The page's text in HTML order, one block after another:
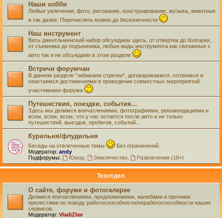
Наши хобби
Любые увлечения, фото, рисование, конструирование, музыка, животные
и так далее. Перечислять можно до бесконечности
Наш инструмент
Весь джентльменский набор обсуждаем здесь, от отвертки до болгарки,
от съемника до подъемника, любые виды инструмента как связанные с
авто так и не обсуждаем в этом разделе
Встречи форумчан
В данном разделе "забиваем стрелки", договариваемся, готовимся и
хвастаемся достижениями в проведении совместных мероприятий
участниками форума
Путешествия, поездки, события...
Здесь мы делимся впечатлениями, фотографиями, рекомендациями и
всем, всем, всем, что у нас остается после авто и не только
путешествий, выездов, пробегов, событий...
Курильня/флудильня
Беседы на отвлеченные темы
Без ограничений.
Модератор: andy
Подфорумы:
Юмор, Землячество, Развлечения (18+)
Техотдел
О сайте, форуме и фотогалерее
Делимся впечатлениями, предложениями, жалобами и прочими
прелестями по поводу работоспособности/неработоспособности наших
сервисов.
Модератор: VladiZlav